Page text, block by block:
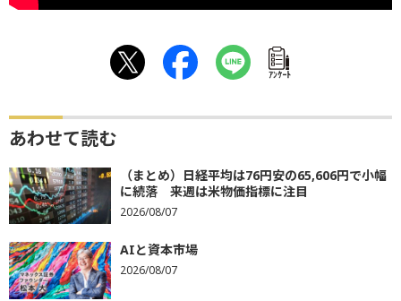
ｱﾝｹｰﾄ
あわせて読む
（まとめ）日経平均は76円安の65,606円で小幅
に続落 来週は米物価指標に注目
2026/08/07
AIと資本市場
2026/08/07